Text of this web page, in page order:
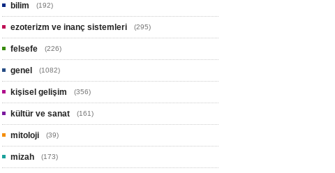
bilim (192)
ezoterizm ve inanç sistemleri (295)
felsefe (226)
genel (1082)
kişisel gelişim (356)
kültür ve sanat (161)
mitoloji (39)
mizah (173)